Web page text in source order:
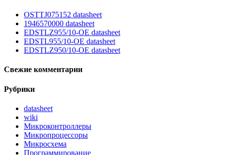
OSTTJ075152 datasheet
1946570000 datasheet
EDSTLZ955/10-OE datasheet
EDSTL955/10-OE datasheet
EDSTLZ950/10-OE datasheet
Свежие комментарии
Рубрики
datasheet
wiki
Микроконтроллеры
Микропроцессоры
Микросхема
Программирование